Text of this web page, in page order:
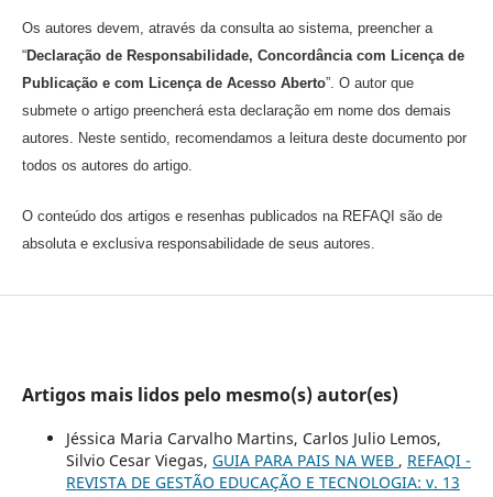
Os autores devem, através da consulta ao sistema, preencher a
“Declaração de Responsabilidade, Concordância com Licença de
Publicação e com Licença de Acesso Aberto”. O autor que
submete o artigo preencherá esta declaração em nome dos demais
autores. Neste sentido, recomendamos a leitura deste documento por
todos os autores do artigo.
O conteúdo dos artigos e resenhas publicados na REFAQI são de
absoluta e exclusiva responsabilidade de seus autores.
Artigos mais lidos pelo mesmo(s) autor(es)
Jéssica Maria Carvalho Martins, Carlos Julio Lemos,
Silvio Cesar Viegas, GUIA PARA PAIS NA WEB , REFAQI -
REVISTA DE GESTÃO EDUCAÇÃO E TECNOLOGIA: v. 13